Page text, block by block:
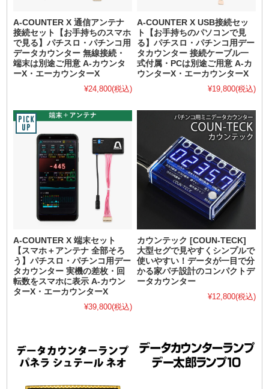
A-COUNTER X 通信アンテナ
接続セット【お手持ちのスマホ
で見る】パチスロ・パチンコ用
データカウンター 無線接続・
端末は別途ご用意 A-カウンタ
ーX・エーカウンターX
¥24,800(税込)
A-COUNTER X USB接続セッ
ト【お手持ちのパソコンで見
る】パチスロ・パチンコ用デー
タカウンター 接続ケーブル一
式付属・PCは別途ご用意 A-カ
ウンターX・エーカウンターX
¥19,800(税込)
A-COUNTER X 端末セット
【スマホ＋アンテナ 全部そろ
う】パチスロ・パチンコ用デー
タカウンター 実機の差枚・回
転数をスマホに表示 A-カウン
ターX・エーカウンターX
¥39,800(税込)
カウンテック [COUN-TECK]
大型セグで見やすくシンプルで
使いやすい！データが一目で分
かる家パチ設計のコンパクトデ
ータカウンター
¥12,800(税込)